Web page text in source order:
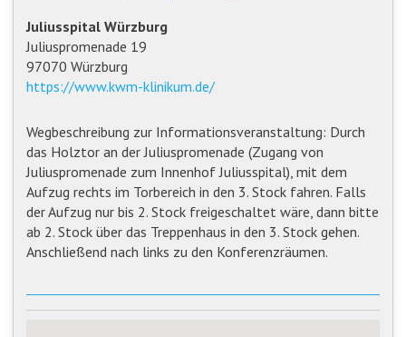
Juliusspital Würzburg
Juliuspromenade 19
97070 Würzburg
https://www.kwm-klinikum.de/
Wegbeschreibung zur Informationsveranstaltung: Durch
das Holztor an der Juliuspromenade (Zugang von
Juliuspromenade zum Innenhof Juliusspital), mit dem
Aufzug rechts im Torbereich in den 3. Stock fahren. Falls
der Aufzug nur bis 2. Stock freigeschaltet wäre, dann bitte
ab 2. Stock über das Treppenhaus in den 3. Stock gehen.
Anschließend nach links zu den Konferenzräumen.